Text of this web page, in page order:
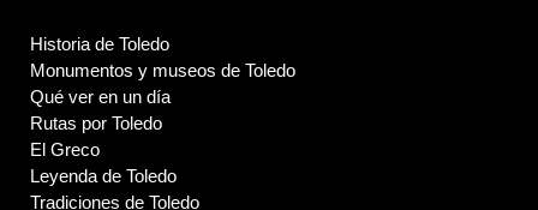
Historia de Toledo
Monumentos y museos de Toledo
Qué ver en un día
Rutas por Toledo
El Greco
Leyenda de Toledo
Tradiciones de Toledo